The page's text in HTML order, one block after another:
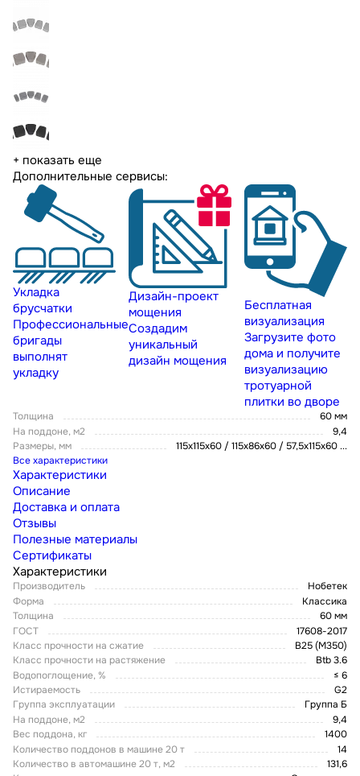
+ показать еще
Дополнительные сервисы:
Укладка
брусчатки
Профессиональные
бригады
выполнят
укладку
Дизайн-проект
мощения
Создадим
уникальный
дизайн мощения
Бесплатная
визуализация
Загрузите фото
дома и получите
визуализацию
тротуарной
плитки во дворе
Толщина
60 мм
На поддоне, м2
9,4
Размеры, мм
115х115х60 / 115х86х60 / 57,5x115x60...
Все характеристики
Характеристики
Описание
Доставка и оплата
Отзывы
Полезные материалы
Сертификаты
Характеристики
Производитель
Нобетек
Форма
Классика
Толщина
60 мм
ГОСТ
17608-2017
Класс прочности на сжатие
В25 (М350)
Класс прочности на растяжение
Btb 3.6
Водопоглощение, %
≤ 6
Истираемость
G2
Группа эксплуатации
Группа Б
На поддоне, м2
9,4
Вес поддона, кг
1400
Количество поддонов в машине 20 т
14
Количество в автомашине 20 т, м2
131,6